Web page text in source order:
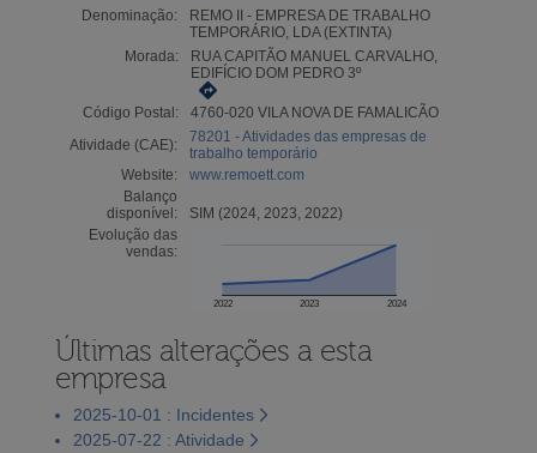
Denominação:
REMO II - EMPRESA DE TRABALHO
TEMPORÁRIO, LDA (EXTINTA)
Morada:
RUA CAPITÃO MANUEL CARVALHO,
EDIFÍCIO DOM PEDRO 3º
Código Postal:
4760-020 VILA NOVA DE FAMALICÃO
Atividade (CAE):
78201 - Atividades das empresas de
trabalho temporário
Website:
www.remoett.com
Balanço
disponível:
SIM (2024, 2023, 2022)
Evolução das
vendas:
2022 2023 2024
Últimas alterações a esta
empresa
2025-10-01 : Incidentes
2025-07-22 : Atividade